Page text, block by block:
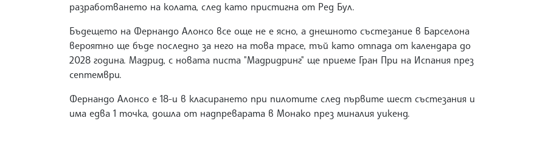
разработването на колата, след като пристигна от Ред Бул.
Бъдещето на Фернандо Алонсо все още не е ясно, а днешното състезание в Барселона
вероятно ще бъде последно за него на това трасе, тъй като отпада от календара до
2028 година. Мадрид, с новата писта "Мадридринг" ще приеме Гран При на Испания през
септември.
Фернандо Алонсо е 18-и в класирането при пилотите след първите шест състезания и
има едва 1 точка, дошла от надпреварата в Монако през миналия уикенд.